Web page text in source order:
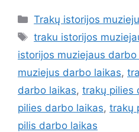
Trakų istorijos
traku istorijos
istorijos muziejaus darbo
muziejus darbo laikas,
darbo laikas, trakų pilies
pilies darbo laikas, trakų
pilis darbo laikas